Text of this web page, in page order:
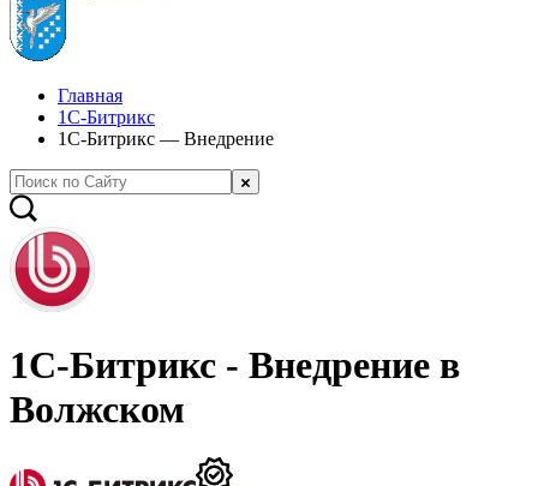
Главная
1С-Битрикс
1С-Битрикс — Внедрение
1С-Битрикс - Внедрение в
Волжском